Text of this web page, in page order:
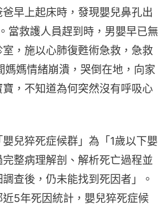
早上起床時，發現嬰兒鼻孔出
當救護人員趕到時，男嬰早已無
，施以心肺復甦術急救，急救
媽媽情緒崩潰，哭倒在地，向家
，不知道為何突然沒有呼吸心
兒猝死症候群」為「1歲以下嬰
整病理解剖、解析死亡過程並
查後，仍未能找到死因者」。
5年死因統計，嬰兒猝死症候